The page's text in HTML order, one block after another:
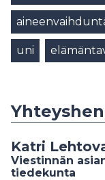
uni
Katri
Viestinnän
tiedekunta